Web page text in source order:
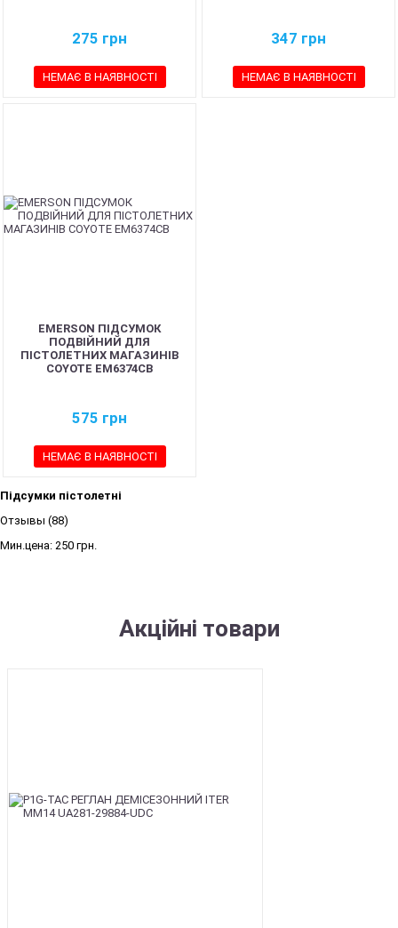
275 грн
НЕМАЄ В НАЯВНОСТІ
347 грн
НЕМАЄ В НАЯВНОСТІ
EMERSON ПІДСУМОК
ПОДВІЙНИЙ ДЛЯ
ПІСТОЛЕТНИХ МАГАЗИНІВ
COYOTE EM6374CB
575 грн
НЕМАЄ В НАЯВНОСТІ
Підсумки пістолетні
Отзывы (88)
Мин.цена: 250 грн.
Акційні товари